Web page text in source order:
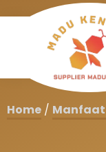
Home / Manfaat